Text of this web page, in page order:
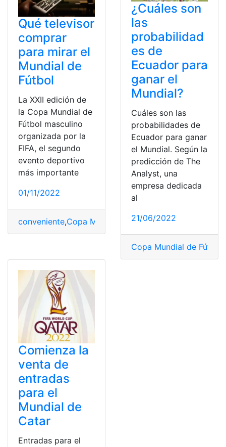
Qué televisor
comprar
para mirar el
Mundial de
Fútbol
La XXII edición de
la Copa Mundial de
Fútbol masculino
organizada por la
FIFA, el segundo
evento deportivo
más importante
01/11/2022
conveniente,Copa Mundial de Fútbol,FIFA
¿Cuáles son
las
probabilidad
es de
Ecuador para
ganar el
Mundial?
Cuáles son las
probabilidades de
Ecuador para ganar
el Mundial. Según la
predicción de The
Analyst, una
empresa dedicada
al
21/06/2022
Copa Mundial de Fútbol
Comienza la
venta de
entradas
para el
Mundial de
Catar
Entradas para el